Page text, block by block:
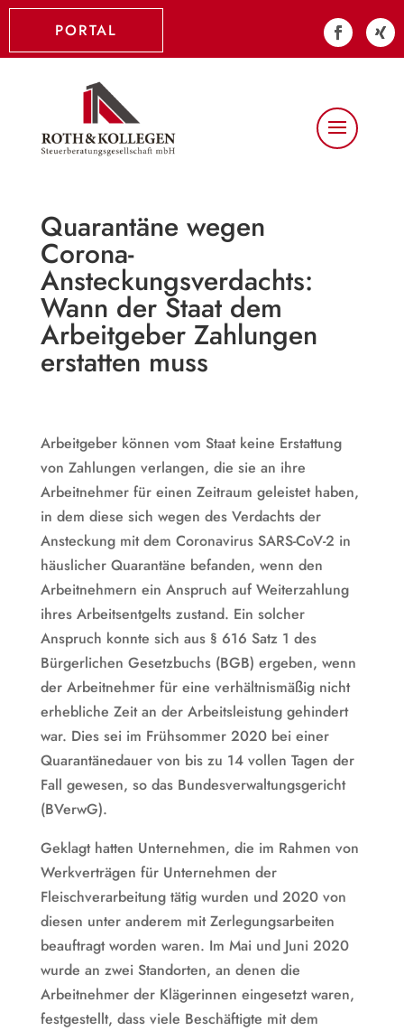
PORTAL
Quarantäne wegen
Corona-
Ansteckungsverdachts:
Wann der Staat dem
Arbeitgeber Zahlungen
erstatten muss
Arbeitgeber können vom Staat keine Erstattung
von Zahlungen verlangen, die sie an ihre
Arbeitnehmer für einen Zeitraum geleistet haben,
in dem diese sich wegen des Verdachts der
Ansteckung mit dem Coronavirus SARS-CoV-2 in
häuslicher Quarantäne befanden, wenn den
Arbeitnehmern ein Anspruch auf Weiterzahlung
ihres Arbeitsentgelts zustand. Ein solcher
Anspruch konnte sich aus § 616 Satz 1 des
Bürgerlichen Gesetzbuchs (BGB) ergeben, wenn
der Arbeitnehmer für eine verhältnismäßig nicht
erhebliche Zeit an der Arbeitsleistung gehindert
war. Dies sei im Frühsommer 2020 bei einer
Quarantänedauer von bis zu 14 vollen Tagen der
Fall gewesen, so das Bundesverwaltungsgericht
(BVerwG).
Geklagt hatten Unternehmen, die im Rahmen von
Werkverträgen für Unternehmen der
Fleischverarbeitung tätig wurden und 2020 von
diesen unter anderem mit Zerlegungsarbeiten
beauftragt worden waren. Im Mai und Juni 2020
wurde an zwei Standorten, an denen die
Arbeitnehmer der Klägerinnen eingesetzt waren,
festgestellt, dass viele Beschäftigte mit dem